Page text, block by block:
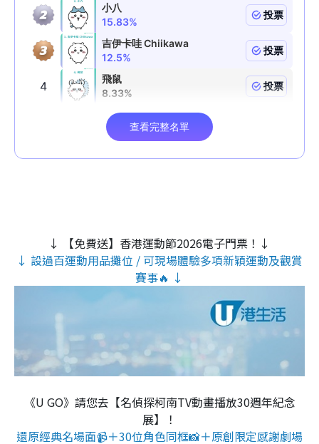
↓ 【免費送】香港運動節2026電子門票！↓
↓ 設過百運動用品攤位 / 可現場體驗多項新穎運動及觀賞
賽事🔥 ↓
《U GO》請您去【名偵探柯南TV動畫播放30週年紀念
展】！
還原經典名場面📹＋30位角色同框📸＋原創限定感謝劇場